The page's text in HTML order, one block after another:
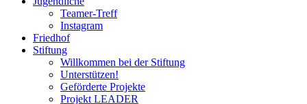
Teamer-Treff
Instagram
Friedhof
Stiftung
Willkommen bei der Stiftung
Unterstützen!
Geförderte Projekte
Projekt LEADER